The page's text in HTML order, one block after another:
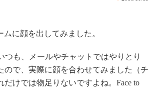
に顔を出してみました。
も、メールやチャットではやりとり
で、実際に顔を合わせてみました（チ
けでは物足りないですよね。Face to